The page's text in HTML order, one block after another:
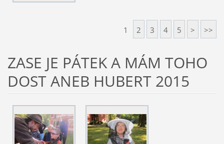
1 2 3 4 5 > >>
ZASE JE PÁTEK A MÁM TOHO
DOST ANEB HUBERT 2015